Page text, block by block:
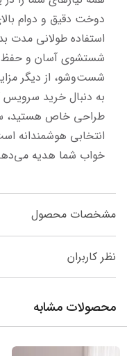
خواب شما هدیه می‌دهد.
مشخصات محصول
نظر کاربران
محصولات مشابه